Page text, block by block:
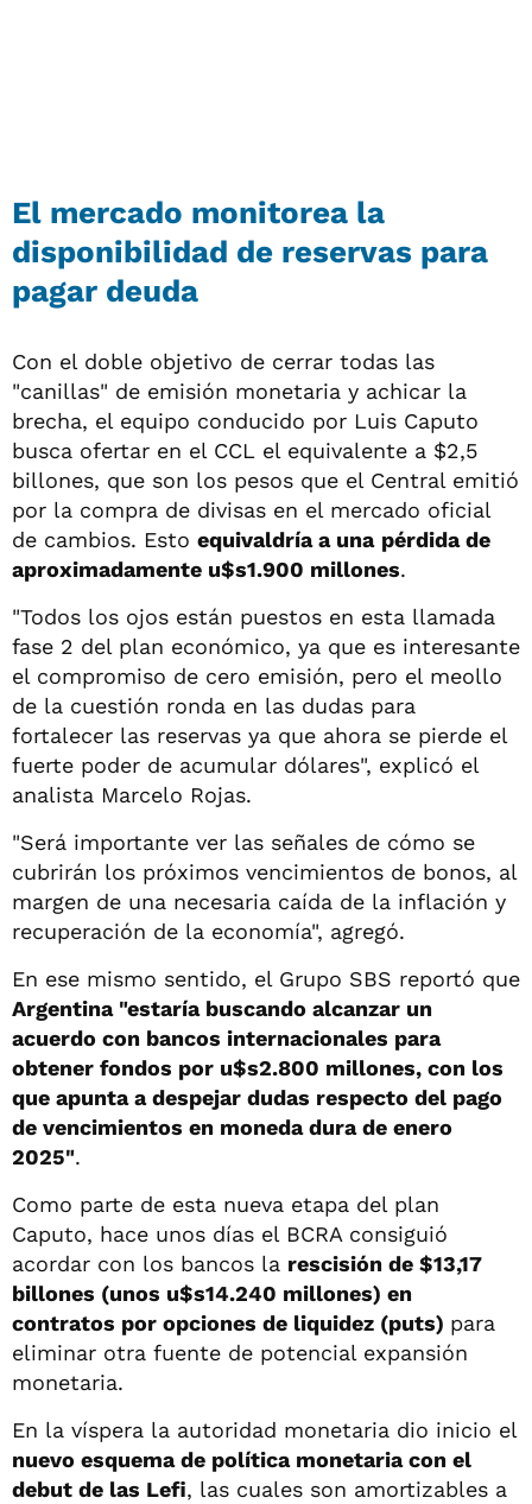
El mercado monitorea la
disponibilidad de reservas para
pagar deuda
Con el doble objetivo de cerrar todas las
"canillas" de emisión monetaria y achicar la
brecha, el equipo conducido por Luis Caputo
busca ofertar en el CCL el equivalente a $2,5
billones, que son los pesos que el Central emitió
por la compra de divisas en el mercado oficial
de cambios. Esto equivaldría a una pérdida de
aproximadamente u$s1.900 millones.
"Todos los ojos están puestos en esta llamada
fase 2 del plan económico, ya que es interesante
el compromiso de cero emisión, pero el meollo
de la cuestión ronda en las dudas para
fortalecer las reservas ya que ahora se pierde el
fuerte poder de acumular dólares", explicó el
analista Marcelo Rojas.
"Será importante ver las señales de cómo se
cubrirán los próximos vencimientos de bonos, al
margen de una necesaria caída de la inflación y
recuperación de la economía", agregó.
En ese mismo sentido, el Grupo SBS reportó que
Argentina "estaría buscando alcanzar un
acuerdo con bancos internacionales para
obtener fondos por u$s2.800 millones, con los
que apunta a despejar dudas respecto del pago
de vencimientos en moneda dura de enero
2025".
Como parte de esta nueva etapa del plan
Caputo, hace unos días el BCRA consiguió
acordar con los bancos la rescisión de $13,17
billones (unos u$s14.240 millones) en
contratos por opciones de liquidez (puts) para
eliminar otra fuente de potencial expansión
monetaria.
En la víspera la autoridad monetaria dio inicio el
nuevo esquema de política monetaria con el
debut de las Lefi, las cuales son amortizables a